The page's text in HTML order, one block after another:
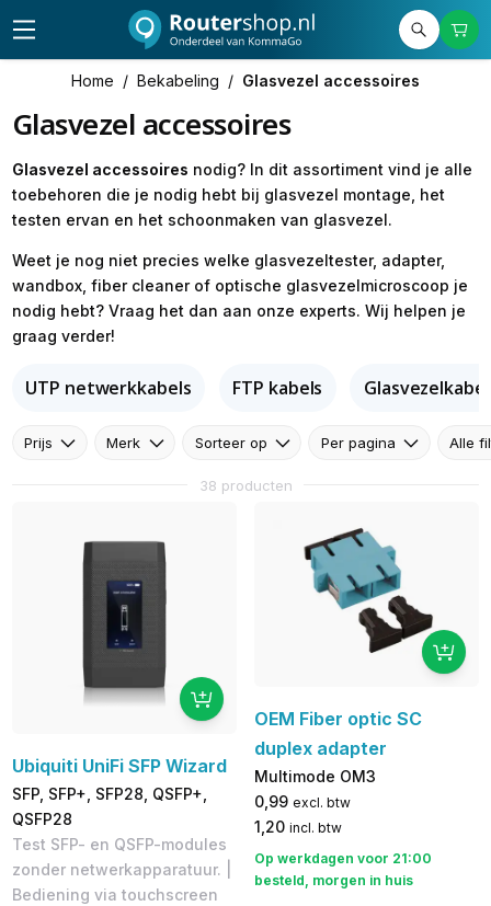
Home / Bekabeling / Glasvezel accessoires
Glasvezel accessoires
Glasvezel accessoires nodig? In dit assortiment vind je alle
toebehoren die je nodig hebt bij glasvezel montage, het
testen ervan en het schoonmaken van glasvezel.
Weet je nog niet precies welke glasvezeltester, adapter,
wandbox, fiber cleaner of optische glasvezelmicroscoop je
nodig hebt? Vraag het dan aan onze experts. Wij helpen je
graag verder!
UTP netwerkkabels FTP kabels
Prijs Merk Sorteer op Per pagina Alle
38 producten
Ubiquiti UniFi SFP Wizard
SFP, SFP+, SFP28, QSFP+,
QSFP28
Test SFP- en QSFP-modules
zonder netwerkapparatuur. |
Bediening via touchscreen
OEM Fiber optic SC
duplex adapter
Multimode OM3
0,99 excl. btw
1,20 incl. btw
Op werkdagen voor 21:00
besteld, morgen in huis